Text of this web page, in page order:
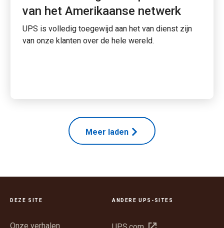
van het Amerikaanse netwerk
UPS is volledig toegewijd aan het van dienst zijn
van onze klanten over de hele wereld.
Meer laden
DEZE SITE
Onze verhalen
ANDERE UPS-SITES
Opent